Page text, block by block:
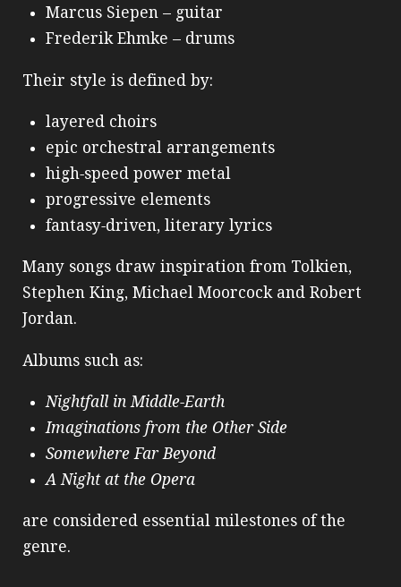
Marcus Siepen – guitar
Frederik Ehmke – drums
Their style is defined by:
layered choirs
epic orchestral arrangements
high‑speed power metal
progressive elements
fantasy‑driven, literary lyrics
Many songs draw inspiration from Tolkien,
Stephen King, Michael Moorcock and Robert
Jordan.
Albums such as:
Nightfall in Middle‑Earth
Imaginations from the Other Side
Somewhere Far Beyond
A Night at the Opera
are considered essential milestones of the
genre.